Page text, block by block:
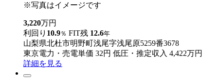
※写真はイメージです
3,220万円
利回り 10.9％ FIT残 12.6年
山梨県北杜市明野町浅尾字浅尾原5259番3678
東京電力・売電単価 32円 低圧・推定収入 4,422万円
詳細を見る